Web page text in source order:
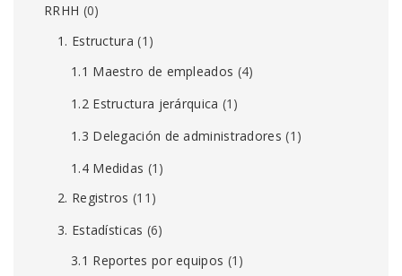
RRHH (0)
1. Estructura (1)
1.1 Maestro de empleados (4)
1.2 Estructura jerárquica (1)
1.3 Delegación de administradores (1)
1.4 Medidas (1)
2. Registros (11)
3. Estadísticas (6)
3.1 Reportes por equipos (1)